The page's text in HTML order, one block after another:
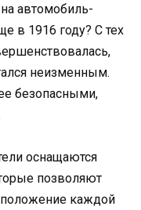
автомобиль-
в 1916 году? С тех
неизменным.
безопасными,
оснащаются
позволяют
каждой